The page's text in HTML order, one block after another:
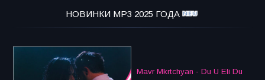
НОВИНКИ MP3 2025 ГОДА
Mavr Mkrtchyan - Du U Eli Du